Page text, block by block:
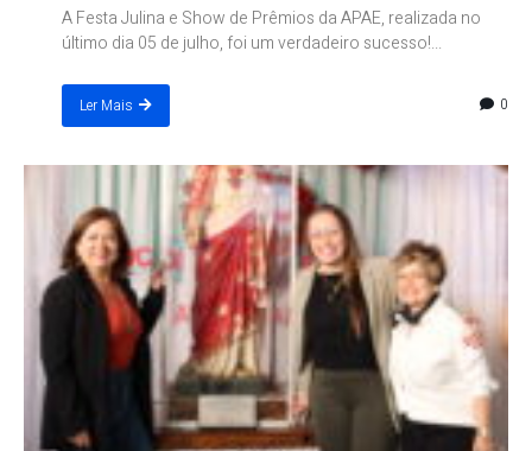
A Festa Julina e Show de Prêmios da APAE, realizada no
último dia 05 de julho, foi um verdadeiro sucesso!...
Ler Mais 0